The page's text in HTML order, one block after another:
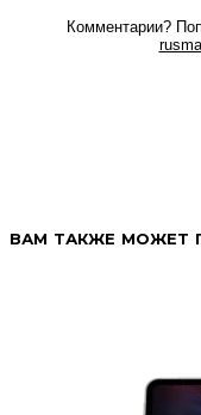
Комментарии?
ВАМ ТАКЖЕ МОЖЕТ